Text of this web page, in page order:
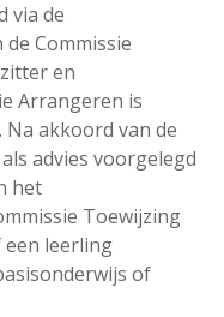
via de
Commissie
en
Arrangeren is
Na akkoord van de
advies voorgelegd
het
Toewijzing
leerling
of